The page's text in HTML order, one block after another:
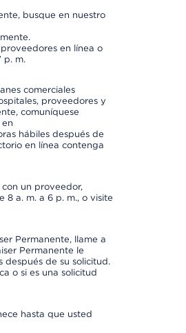
busque en nuestro
en línea o
p. m.
comerciales
proveedores y
comuníquese
hábiles después de
en línea contenga
un proveedor,
8 a. m. a 6 p. m., o visite
Permanente, llame a
Permanente le
de su solicitud.
o si es una solicitud
hasta que usted